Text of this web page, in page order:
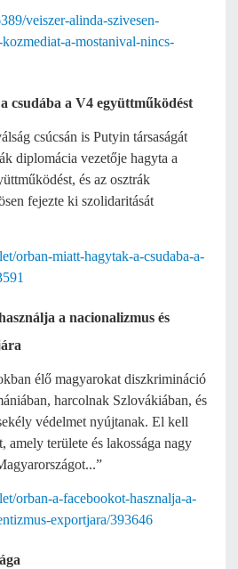
veiszer-alinda-szivesen-
a-mostanival-nincs-
csudába a V4 együttműködést
csúcsán is Putyin társaságát
diplomácia vezetője hagyta a
és az osztrák
fejezte ki szolidaritását
orban-miatt-hagytak-a-csudaba-a-
a nacionalizmus és
élő magyarokat diszkrimináció
harcolnak Szlovákiában, és
védelmet nyújtanak. El kell
amely területe és lakossága nagy
orban-a-facebookot-hasznalja-a-
exportjara/393646